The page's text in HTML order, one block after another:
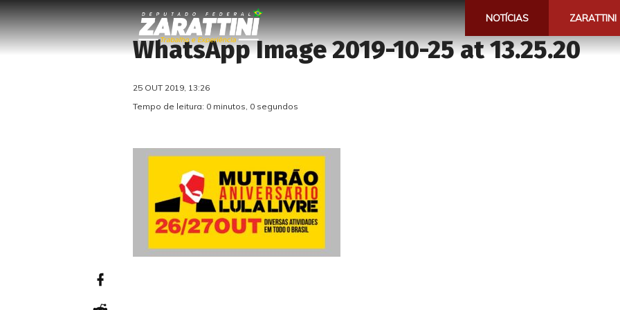
NOTÍCIAS ZARATTINI
WhatsApp Image 2019-10-25 at 13.25.20
25 OUT 2019, 13:26
Tempo de leitura: 0 minutos, 0 segundos